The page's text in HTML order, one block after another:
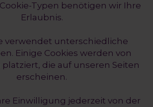
Typen benötigen wir Ihre
Erlaubnis.
verwendet unterschiedliche
Einige Cookies werden von
die auf unseren Seiten
erscheinen.
Einwilligung jederzeit von der